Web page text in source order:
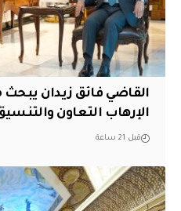
القاضي فائق زيدان
الإرهاب التعاون
قبل 21 ساعة